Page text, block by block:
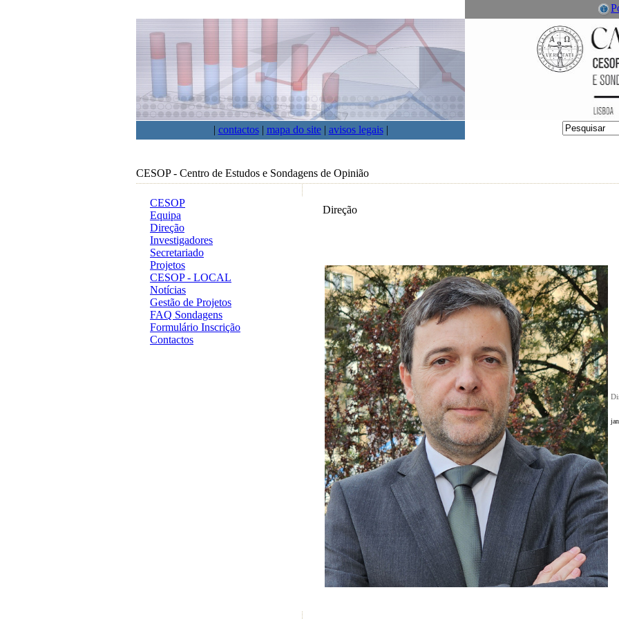
| contactos| mapa do site| avisos legais|
CESOP - Centro de Estudos e Sondagens de Opinião
CESOP
Equipa
Direção
Investigadores
Secretariado
Projetos
CESOP - LOCAL
Notícias
Gestão de Projetos
FAQ Sondagens
Formulário Inscrição
Contactos
Direção